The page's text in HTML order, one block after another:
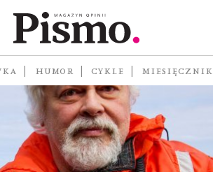
HUMOR CYKLE MIESIĘCZNIK